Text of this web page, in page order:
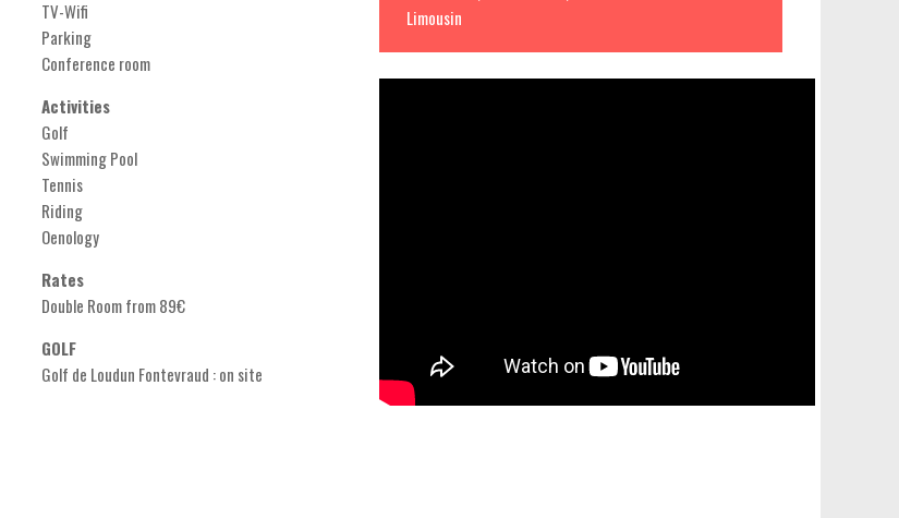
TV-Wifi
Parking
Conference room
Activities
Golf
Swimming Pool
Tennis
Riding
Oenology
Rates
Double Room from 89€
GOLF
Golf de Loudun Fontevraud : on site
Limousin